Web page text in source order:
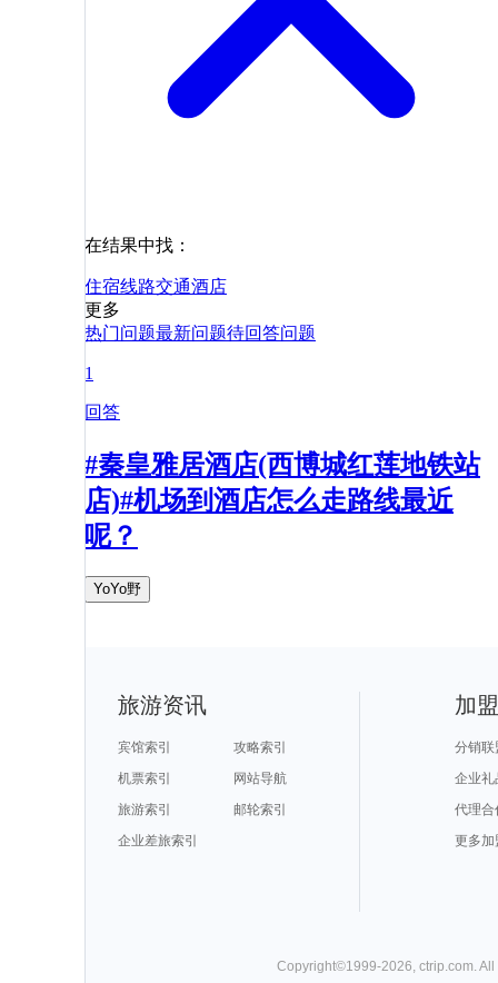
在结果中找：
住宿线路交通酒店
更多
热门问题最新问题待回答问题
1
回答
#秦皇雅居酒店(西博城红莲地铁站
店)#机场到酒店怎么走路线最近
呢？
YoYo野
旅游资讯
宾馆索引
攻略索引
机票索引
网站导航
旅游索引
邮轮索引
企业差旅索引
加
分销联
企业礼
代理合
更多加
Copyright©1999-2026 ctrip.com .